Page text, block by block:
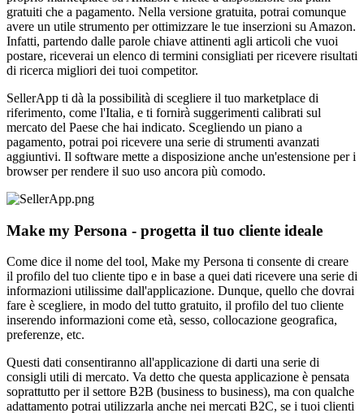
gratuiti che a pagamento. Nella versione gratuita, potrai comunque
avere un utile strumento per ottimizzare le tue inserzioni su Amazon.
Infatti, partendo dalle parole chiave attinenti agli articoli che vuoi
postare, riceverai un elenco di termini consigliati per ricevere risultati
di ricerca migliori dei tuoi competitor.
SellerApp ti dà la possibilità di scegliere il tuo marketplace di
riferimento, come l'Italia, e ti fornirà suggerimenti calibrati sul
mercato del Paese che hai indicato. Scegliendo un piano a
pagamento, potrai poi ricevere una serie di strumenti avanzati
aggiuntivi. Il software mette a disposizione anche un'estensione per i
browser per rendere il suo uso ancora più comodo.
Make my Persona - progetta il tuo cliente ideale
Come dice il nome del tool, Make my Persona ti consente di creare
il profilo del tuo cliente tipo e in base a quei dati ricevere una serie di
informazioni utilissime dall'applicazione. Dunque, quello che dovrai
fare è scegliere, in modo del tutto gratuito, il profilo del tuo cliente
inserendo informazioni come età, sesso, collocazione geografica,
preferenze, etc.
Questi dati consentiranno all'applicazione di darti una serie di
consigli utili di mercato. Va detto che questa applicazione è pensata
soprattutto per il settore B2B (business to business), ma con qualche
adattamento potrai utilizzarla anche nei mercati B2C, se i tuoi clienti